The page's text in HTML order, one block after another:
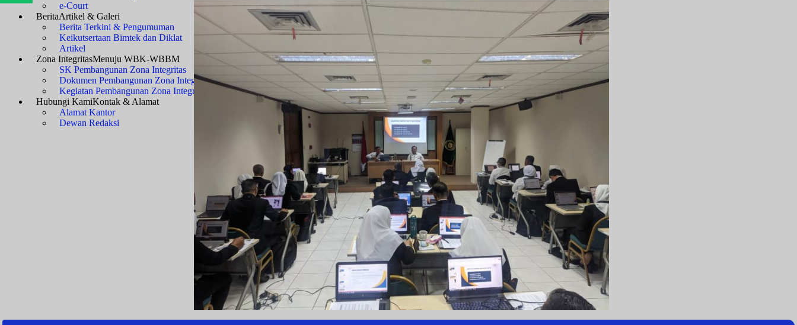
e-Court
BeritaArtikel & Galeri
Berita Terkini & Pengumuman
Keikutsertaan Bimtek dan Diklat
Artikel
Zona IntegritasMenuju WBK-WBBM
SK Pembangunan Zona Integritas
Dokumen Pembangunan Zona Integritas
Kegiatan Pembangunan Zona Integritas
Hubungi KamiKontak & Alamat
Alamat Kantor
Dewan Redaksi